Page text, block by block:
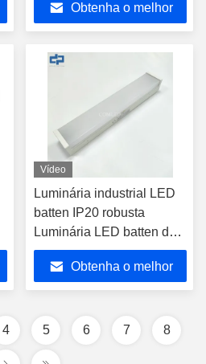
linear para
estacionamento de
instalação pendurada
Iluminação de emergência
110-140lm/w Iluminação
Obtenha o melhor
Vídeo
Luminária industrial LED
batten IP20 robusta
Luminária LED batten de
emergência 4FT durável
com bateria de
emergência de 3000mAh
industriais para
Obtenha o melhor
4 5 6 7 8